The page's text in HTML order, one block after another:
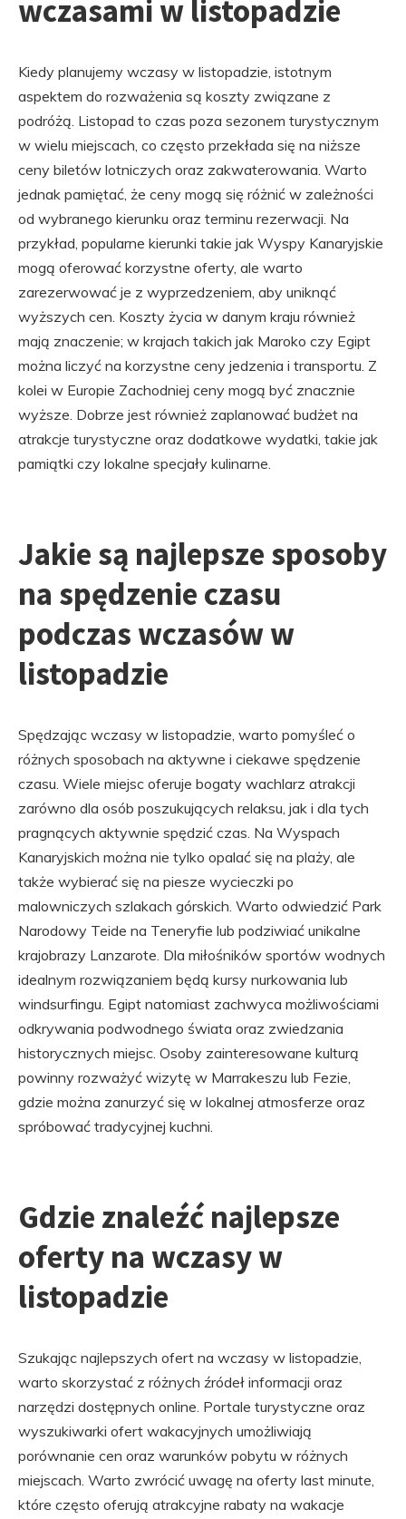
wczasami w listopadzie
Kiedy planujemy wczasy w listopadzie, istotnym
aspektem do rozważenia są koszty związane z
podróżą. Listopad to czas poza sezonem turystycznym
w wielu miejscach, co często przekłada się na niższe
ceny biletów lotniczych oraz zakwaterowania. Warto
jednak pamiętać, że ceny mogą się różnić w zależności
od wybranego kierunku oraz terminu rezerwacji. Na
przykład, popularne kierunki takie jak Wyspy Kanaryjskie
mogą oferować korzystne oferty, ale warto
zarezerwować je z wyprzedzeniem, aby uniknąć
wyższych cen. Koszty życia w danym kraju również
mają znaczenie; w krajach takich jak Maroko czy Egipt
można liczyć na korzystne ceny jedzenia i transportu. Z
kolei w Europie Zachodniej ceny mogą być znacznie
wyższe. Dobrze jest również zaplanować budżet na
atrakcje turystyczne oraz dodatkowe wydatki, takie jak
pamiątki czy lokalne specjały kulinarne.
Jakie są najlepsze sposoby
na spędzenie czasu
podczas wczasów w
listopadzie
Spędzając wczasy w listopadzie, warto pomyśleć o
różnych sposobach na aktywne i ciekawe spędzenie
czasu. Wiele miejsc oferuje bogaty wachlarz atrakcji
zarówno dla osób poszukujących relaksu, jak i dla tych
pragnących aktywnie spędzić czas. Na Wyspach
Kanaryjskich można nie tylko opalać się na plaży, ale
także wybierać się na piesze wycieczki po
malowniczych szlakach górskich. Warto odwiedzić Park
Narodowy Teide na Teneryfie lub podziwiać unikalne
krajobrazy Lanzarote. Dla miłośników sportów wodnych
idealnym rozwiązaniem będą kursy nurkowania lub
windsurfingu. Egipt natomiast zachwyca możliwościami
odkrywania podwodnego świata oraz zwiedzania
historycznych miejsc. Osoby zainteresowane kulturą
powinny rozważyć wizytę w Marrakeszu lub Fezie,
gdzie można zanurzyć się w lokalnej atmosferze oraz
spróbować tradycyjnej kuchni.
Gdzie znaleźć najlepsze
oferty na wczasy w
listopadzie
Szukając najlepszych ofert na wczasy w listopadzie,
warto skorzystać z różnych źródeł informacji oraz
narzędzi dostępnych online. Portale turystyczne oraz
wyszukiwarki ofert wakacyjnych umożliwiają
porównanie cen oraz warunków pobytu w różnych
miejscach. Warto zwrócić uwagę na oferty last minute,
które często oferują atrakcyjne rabaty na wakacje